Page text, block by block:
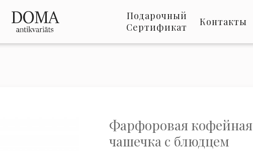
Подарочный
Сертификат
Контакты
Фарфоровая кофейная
чашечка с блюдцем